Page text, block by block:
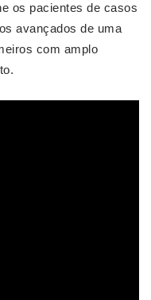
os pacientes de casos
avançados de uma
com amplo